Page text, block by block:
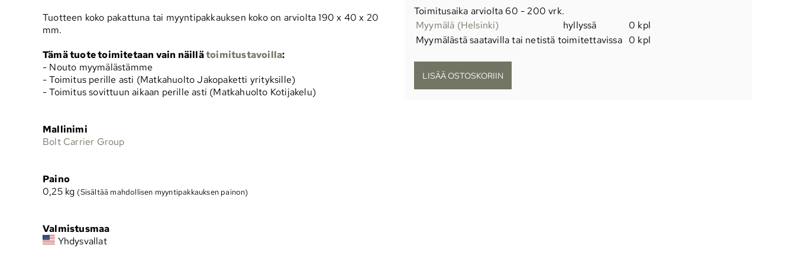
Toimitusaika arviolta 60 - 200 vrk.
Myymälä (Helsinki)
hyllyssä
0 kpl
Myymälästä saatavilla tai netistä toimitettavissa 0 kpl
Tuotteen koko pakattuna tai myyntipakkauksen koko on arviolta 190 x 40 x 20
mm.
Tämä tuote toimitetaan vain näillätoimitustavoilla:
- Nouto myymälästämme
- Toimitus perille asti (Matkahuolto Jakopaketti yrityksille)
- Toimitus sovittuun aikaan perille asti (Matkahuolto Kotijakelu)
Mallinimi
Bolt Carrier Group
Paino
0,25 kg (Sisältää mahdollisen myyntipakkauksen painon)
Valmistusmaa
Yhdysvallat